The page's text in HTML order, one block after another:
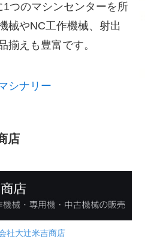
つのマシンセンターを所
械やNC工作機械、射出
揃えも豊富です。
シナリー
店
社大辻米吉商店